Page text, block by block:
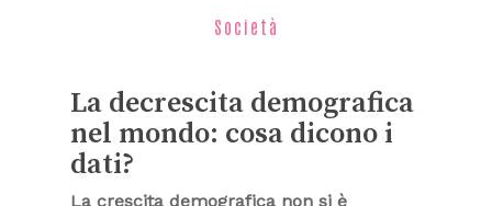
Società
La decrescita demografica
nel mondo: cosa dicono i
dati?
La crescita demografica non si è